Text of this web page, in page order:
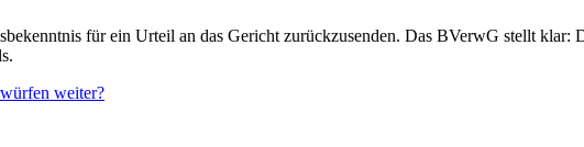
für ein Urteil an das Gericht zurückzusenden. Das BVerwG stellt klar:
weiter?